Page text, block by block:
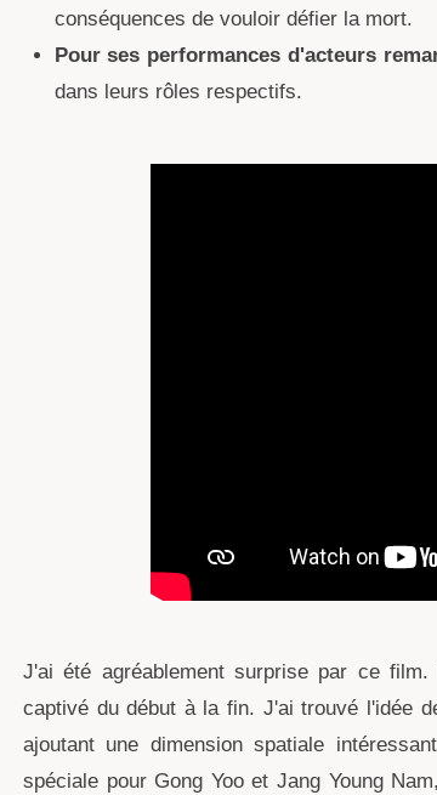
conséquences de vouloir défier la mort.
Pour ses performances d'acteurs
dans leurs rôles respectifs.
J'ai été agréablement surprise par ce
captivé du début à la fin. J'ai trouvé l'idée
ajoutant une dimension spatiale
spéciale pour Gong Yoo et Jang Young